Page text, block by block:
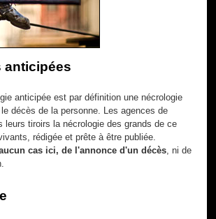
anticipées
anticipée est par définition une nécrologie
le décès de la personne. Les agences de
leurs tiroirs la nécrologie des grands de ce
rédigée et prête à être publiée.
cas ici, de l'annonce d'un décès , ni de